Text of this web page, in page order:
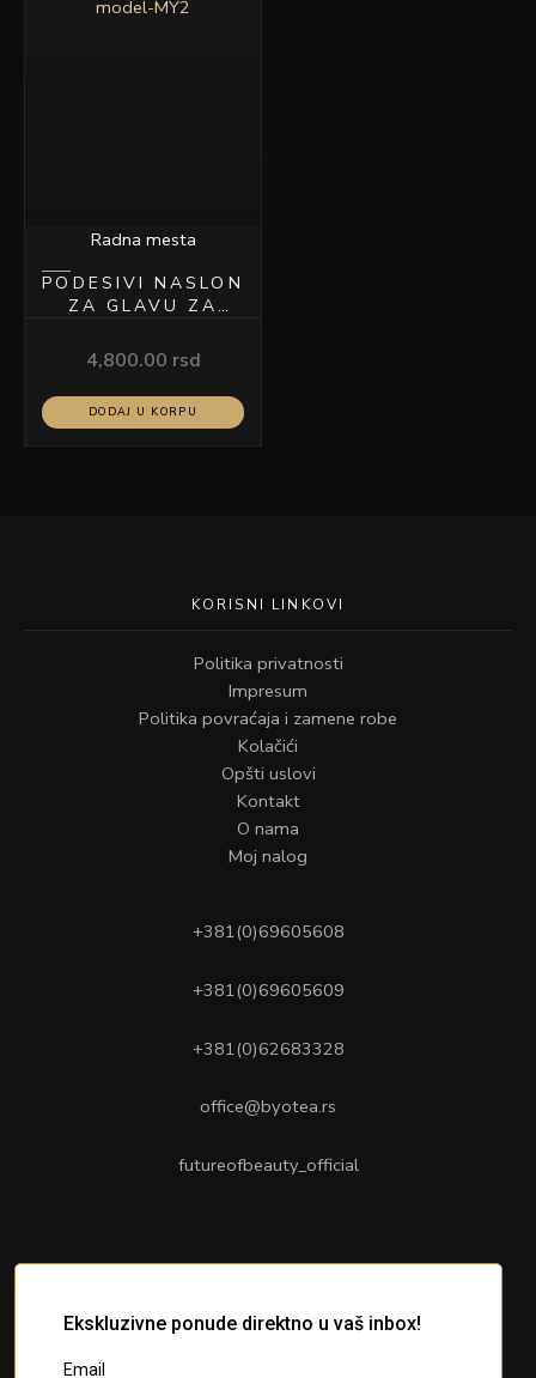
Radna mesta
PODESIVI NASLON
ZA GLAVU ZA
CRNI MODEL-MY2
4,800.00 rsd
DODAJ U KORPU
KORISNI LINKOVI
Politika privatnosti
Impresum
Politika povraćaja i zamene robe
Kolačići
Opšti uslovi
Kontakt
O nama
Moj nalog
+381(0)69605608
+381(0)69605609
+381(0)62683328
office@byotea.rs
futureofbeauty_official